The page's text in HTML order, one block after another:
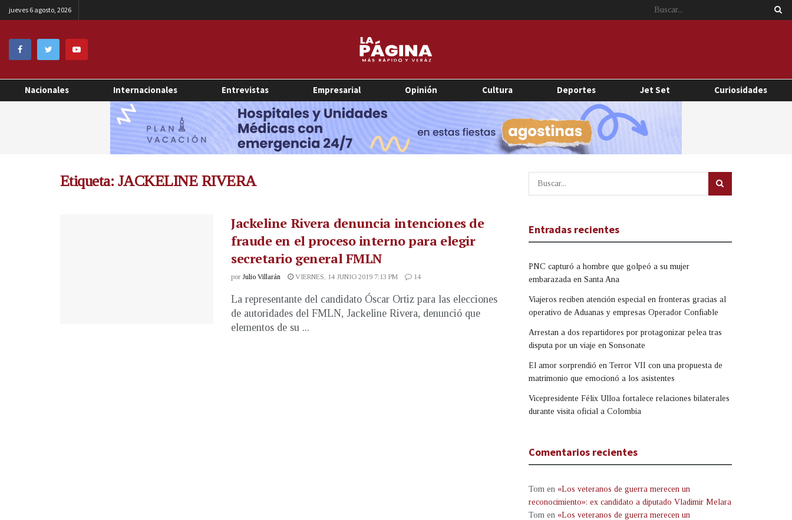
jueves 6 agosto, 2026
Nacionales Internacionales Entrevistas Empresarial Opinión Cultura Deportes Jet Set Curiosidades
Etiqueta: JACKELINE RIVERA
Jackeline Rivera denuncia intenciones de
fraude en el proceso interno para elegir
secretario general FMLN
por Julio Villarán VIERNES, 14 JUNIO 2019 7:13 PM 14
La representante del candidato Óscar Ortiz para las elecciones
de autoridades del FMLN, Jackeline Rivera, denunció que
elementos de su ...
Entradas recientes
PNC capturó a hombre que golpeó a su mujer
embarazada en Santa Ana
Viajeros reciben atención especial en fronteras gracias al
operativo de Aduanas y empresas Operador Confiable
Arrestan a dos repartidores por protagonizar pelea tras
disputa por un viaje en Sonsonate
El amor sorprendió en Terror VII con una propuesta de
matrimonio que emocionó a los asistentes
Vicepresidente Félix Ulloa fortalece relaciones bilaterales
durante visita oficial a Colombia
Comentarios recientes
Tom en «Los veteranos de guerra merecen un
reconocimiento»: ex candidato a diputado Vladimir Melara
Tom en «Los veteranos de guerra merecen un